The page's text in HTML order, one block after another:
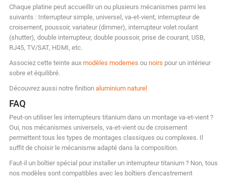
Chaque platine peut accueillir un ou plusieurs mécanismes parmi les
suivants : Interrupteur simple, universel, va-et-vient, interrupteur de
croisement, poussoir, variateur (dimmer), interrupteur volet roulant
(shutter), double interrupteur, double poussoir, prise de courant, USB,
RJ45, TV/SAT, HDMI, etc.
Associez cette teinte aux modèles modernes ou noirs pour un intérieur
sobre et équilibré.
Découvrez aussi notre finition aluminium naturel
FAQ
Peut-on utiliser les interrupteurs titanium dans un montage va-et-vient ?
Oui, nos mécanismes universels, va-et-vient ou de croisement
permettent tous les types de montages classiques ou complexes. Il
suffit de choisir le mécanisme adapté dans la composition.
Faut-il un boîtier spécial pour installer un interrupteur titanium ? Non, tous
nos modèles sont compatibles avec les boîtiers d'encastrement